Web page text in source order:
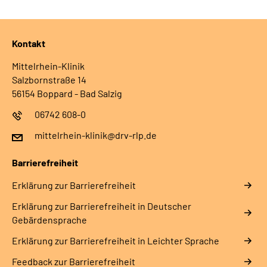
Kontakt
Mittelrhein-Klinik
Salzbornstraße 14
56154 Boppard - Bad Salzig
06742 608-0
mittelrhein-klinik@drv-rlp.de
Barrierefreiheit
Erklärung zur Barrierefreiheit
Erklärung zur Barrierefreiheit in Deutscher
Gebärdensprache
Erklärung zur Barrierefreiheit in Leichter Sprache
Feedback zur Barrierefreiheit